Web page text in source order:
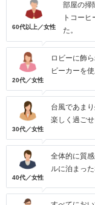
60代以上／女性
部屋の掃
トコー
た。
20代／女性
ロビーに飾
ビーカーを
30代／女性
台風であま
楽しく過ご
40代／女性
全体的に質
ルに泊まっ